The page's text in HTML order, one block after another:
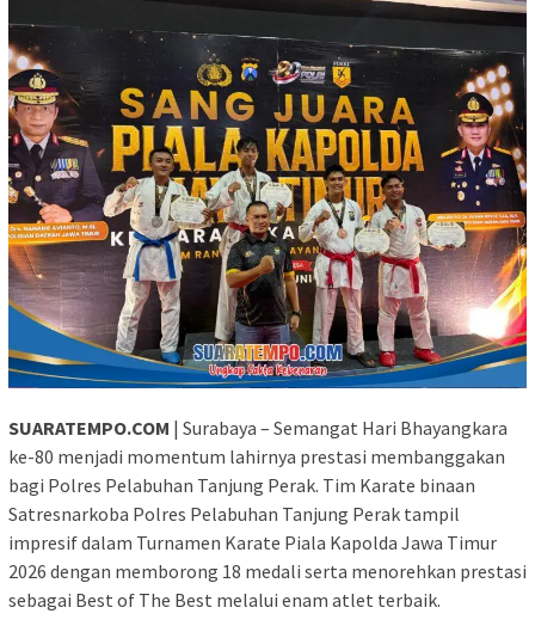
SUARATEMPO.COM | Surabaya – Semangat Hari Bhayangkara
ke-80 menjadi momentum lahirnya prestasi membanggakan
bagi Polres Pelabuhan Tanjung Perak. Tim Karate binaan
Satresnarkoba Polres Pelabuhan Tanjung Perak tampil
impresif dalam Turnamen Karate Piala Kapolda Jawa Timur
2026 dengan memborong 18 medali serta menorehkan prestasi
sebagai Best of The Best melalui enam atlet terbaik.